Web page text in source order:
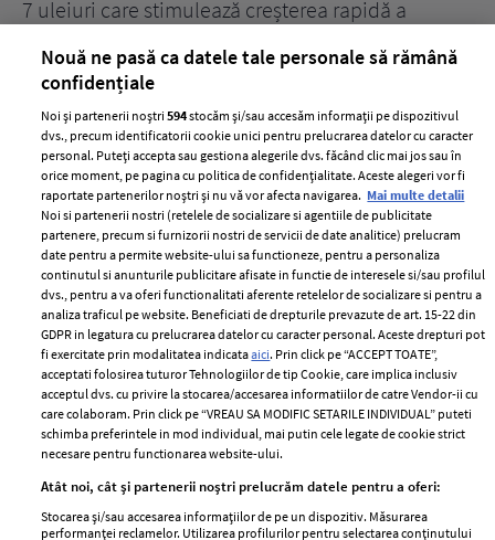
7 uleiuri care stimulează creșterea rapidă a
ELLE Style Awards
2024
Despre ELLE
Romania
Contact
Abonamente
Termeni si conditii
Politica de
confidențialitate
Politica de cookies
Publicitate
GSP
femei
Viva
Nouă ne pasă ca datele tale personale să rămână
confidențiale
Noi și partenerii noștri594stocăm și/sau accesăm informații pe dispozitivul
dvs., precum identificatorii cookie unici pentru prelucrarea datelor cu caracter
personal. Puteți accepta sau gestiona alegerile dvs. făcând clic mai jos sau în
orice moment, pe pagina cu politica de confidențialitate. Aceste alegeri vor fi
raportate partenerilor noștri și nu vă vor afecta navigarea. Mai multe detalii
Noi si partenerii nostri (retelele de socializare si agentiile de publicitate
partenere, precum si furnizorii nostri de servicii de date analitice) prelucram
date pentru a permite website-ului sa functioneze, pentru a personaliza
continutul si anunturile publicitare afisate in functie de interesele si/sau profilul
dvs., pentru a va oferi functionalitati aferente retelelor de socializare si pentru a
analiza traficul pe website. Beneficiati de drepturile prevazute de art. 15-22 din
GDPR in legatura cu prelucrarea datelor cu caracter personal. Aceste drepturi pot
fi exercitate prin modalitatea indicataaici. Prin click pe “ACCEPT TOATE”,
acceptati folosirea tuturor Tehnologiilor de tip Cookie, care implica inclusiv
acceptul dvs. cu privire la stocarea/accesarea informatiilor de catre Vendor-ii cu
care colaboram. Prin click pe “VREAU SA MODIFIC SETARILE INDIVIDUAL” puteti
schimba preferintele in mod individual, mai putin cele legate de cookie strict
necesare pentru functionarea website-ului.
Atât noi, cât și partenerii noștri prelucrăm datele pentru a oferi:
Stocarea și/sau accesarea informațiilor de pe un dispozitiv. Măsurarea
performanței reclamelor. Utilizarea profilurilor pentru selectarea conținutului